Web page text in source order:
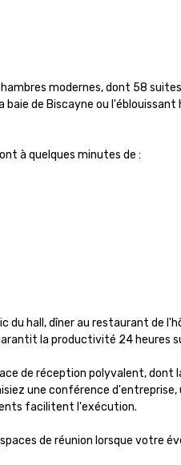
modernes, dont 58 suites
de Biscayne ou l'éblouissant
à quelques minutes de :
du hall, dîner au restaurant de
la productivité 24 heures
de réception polyvalent, dont
une conférence d'entreprise,
facilitent l'exécution.
de réunion lorsque votre